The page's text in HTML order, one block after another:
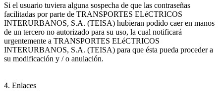
Si el usuario tuviera alguna sospecha de que las contraseñas
facilitadas por parte de TRANSPORTES ELéCTRICOS
INTERURBANOS, S.A. (TEISA) hubieran podido caer en manos
de un tercero no autorizado para su uso, la cual notificará
urgentemente a TRANSPORTES ELéCTRICOS
INTERURBANOS, S.A. (TEISA) para que ésta pueda proceder a
su modificación y / o anulación.
4. Enlaces